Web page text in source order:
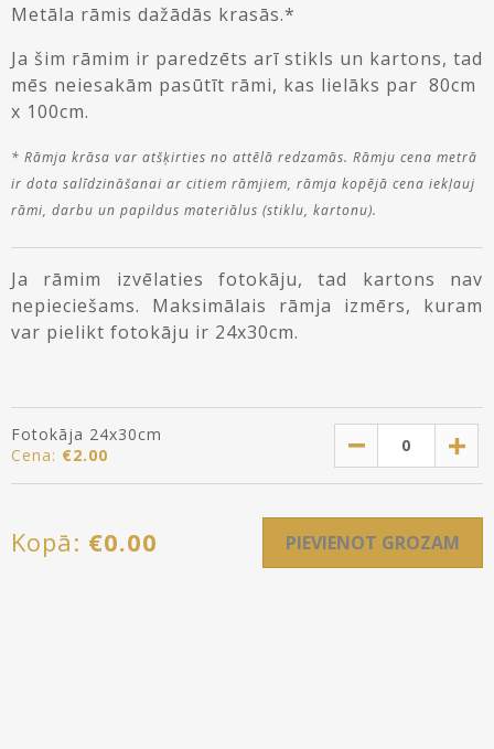
Metāla rāmis dažādās krasās.*
Ja šim rāmim ir paredzēts arī stikls un kartons, tad
mēs neiesakām pasūtīt rāmi, kas lielāks par 80cm
x 100cm.
* Rāmja krāsa var atšķirties no attēlā redzamās. Rāmju cena metrā
ir dota salīdzināšanai ar citiem rāmjiem, rāmja kopējā cena iekļauj
rāmi, darbu un papildus materiālus (stiklu, kartonu).
Ja rāmim izvēlaties fotokāju, tad kartons nav
nepieciešams. Maksimālais rāmja izmērs, kuram
var pielikt fotokāju ir 24x30cm.
Fotokāja 24x30cm
Cena: €2.00
Kopā: €0.00 PIEVIENOT GROZAM